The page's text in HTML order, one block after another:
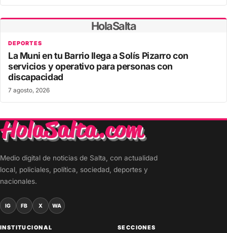
HolaSalta
DEPORTES
La Muni en tu Barrio llega a Solís Pizarro con
servicios y operativo para personas con
discapacidad
7 agosto, 2026
Medio digital de noticias de Salta, con actualidad
local, policiales, política, sociedad, deportes y
nacionales.
IG FB X WA
INSTITUCIONAL SECCIONES